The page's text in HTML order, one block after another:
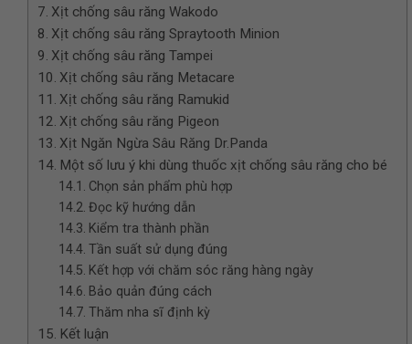
Xịt chống sâu răng Wakodo
Xịt chống sâu răng Spraytooth Minion
Xịt chống sâu răng Tampei
Xịt chống sâu răng Metacare
Xịt chống sâu răng Ramukid
Xịt chống sâu răng Pigeon
Xịt Ngăn Ngừa Sâu Răng Dr.Panda
Một số lưu ý khi dùng thuốc xịt chống sâu răng cho bé
Chọn sản phẩm phù hợp
Đọc kỹ hướng dẫn
Kiểm tra thành phần
Tần suất sử dụng đúng
Kết hợp với chăm sóc răng hàng ngày
Bảo quản đúng cách
Thăm nha sĩ định kỳ
Kết luận